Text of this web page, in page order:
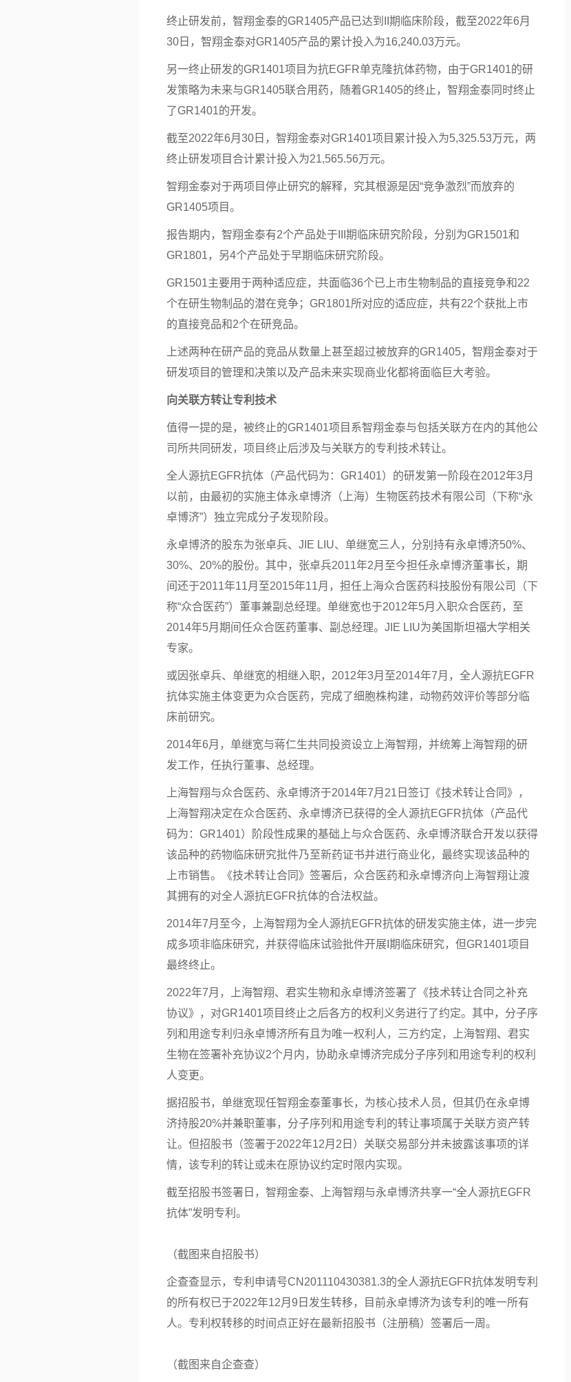
终止研发前，智翔金泰的GR1405产品已达到II期临床阶段，截至2022年6月
30日，智翔金泰对GR1405产品的累计投入为16,240.03万元。
另一终止研发的GR1401项目为抗EGFR单克隆抗体药物，由于GR1401的研
发策略为未来与GR1405联合用药，随着GR1405的终止，智翔金泰同时终止
了GR1401的开发。
截至2022年6月30日，智翔金泰对GR1401项目累计投入为5,325.53万元，两
终止研发项目合计累计投入为21,565.56万元。
智翔金泰对于两项目停止研究的解释，究其根源是因“竞争激烈”而放弃的
GR1405项目。
报告期内，智翔金泰有2个产品处于III期临床研究阶段，分别为GR1501和
GR1801，另4个产品处于早期临床研究阶段。
GR1501主要用于两种适应症，共面临36个已上市生物制品的直接竞争和22
个在研生物制品的潜在竞争；GR1801所对应的适应症，共有22个获批上市
的直接竞品和2个在研竞品。
上述两种在研产品的竞品从数量上甚至超过被放弃的GR1405，智翔金泰对于
研发项目的管理和决策以及产品未来实现商业化都将面临巨大考验。
向关联方转让专利技术
值得一提的是，被终止的GR1401项目系智翔金泰与包括关联方在内的其他公
司所共同研发，项目终止后涉及与关联方的专利技术转让。
全人源抗EGFR抗体（产品代码为：GR1401）的研发第一阶段在2012年3月
以前，由最初的实施主体永卓博济（上海）生物医药技术有限公司（下称“永
卓博济”）独立完成分子发现阶段。
永卓博济的股东为张卓兵、JIE LIU、单继宽三人，分别持有永卓博济50%、
30%、20%的股份。其中，张卓兵2011年2月至今担任永卓博济董事长 ，期
间还于2011年11月至2015年11月，担任上海众合医药科技股份有限公司（下
称“众合医药”）董事兼副总经理。单继宽也于2012年5月入职众合医药，至
2014年5月期间任众合医药董事、副总经理。JIE LIU为美国斯坦福大学相关
专家。
或因张卓兵、单继宽的相继入职，2012年3月至2014年7月，全人源抗EGFR
抗体实施主体变更为众合医药，完成了细胞株构建，动物药效评价等部分临
床前研究。
2014年6月，单继宽与蒋仁生共同投资设立上海智翔，并统筹上海智翔的研
发工作，任执行董事、总经理。
上海智翔与众合医药、永卓博济于2014年7月21日签订《技术转让合同》，
上海智翔决定在众合医药、永卓博济已获得的全人源抗EGFR抗体（产品代
码为：GR1401）阶段性成果的基础上与众合医药、永卓博济联合开发以获得
该品种的药物临床研究批件乃至新药证书并进行商业化，最终实现该品种的
上市销售。《技术转让合同》签署后，众合医药和永卓博济向上海智翔让渡
其拥有的对全人源抗EGFR抗体的合法权益。
2014年7月至今，上海智翔为全人源抗EGFR抗体的研发实施主体，进一步完
成多项非临床研究，并获得临床试验批件开展I期临床研究，但GR1401项目
最终终止。
2022年7月，上海智翔、君实生物和永卓博济签署了《技术转让合同之补充
协议》，对GR1401项目终止之后各方的权利义务进行了约定。其中，分子序
列和用途专利归永卓博济所有且为唯一权利人，三方约定，上海智翔、君实
生物在签署补充协议2个月内，协助永卓博济完成分子序列和用途专利的权利
人变更。
据招股书，单继宽现任智翔金泰董事长，为核心技术人员，但其仍在永卓博
济持股20%并兼职董事，分子序列和用途专利的转让事项属于关联方资产转
让。但招股书（签署于2022年12月2日） 关联交易部分并未披露该事项的详
情，该专利的转让或未在原协议约定时限内实现。
截至招股书签署日，智翔金泰、上海智翔与永卓博济共享一“全人源抗EGFR
抗体”发明专利。
（截图来自招股书）
企查查显示，专利申请号CN201110430381.3的全人源抗EGFR抗体发明专利
的所有权已于2022年12月9日发生转移，目前永卓博济为该专利的唯一所有
人。专利权转移的时间点正好在最新招股书（注册稿）签署后一周。
（截图来自企查查）